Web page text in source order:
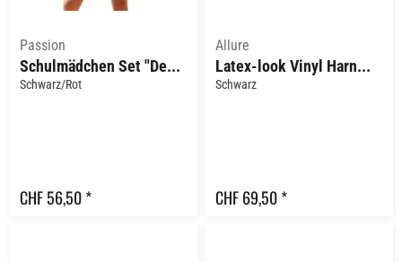
Passion
Schulmädchen Set "Detentia"
Schwarz/Rot
CHF 56,50 *
Allure
Latex-look Vinyl Harness Top and Garter Panties...
Schwarz
CHF 69,50 *